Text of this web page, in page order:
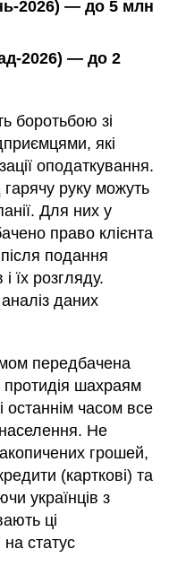
2026) — до 5 млн
2026) — до 2
боротьбою зі
які
оподаткування.
руку можуть
Для них у
право клієнта
подання
їх розгляду.
даних
передбачена
шахраям
останнім часом все
Не
грошей,
(карткові) та
українців з
ці
статус